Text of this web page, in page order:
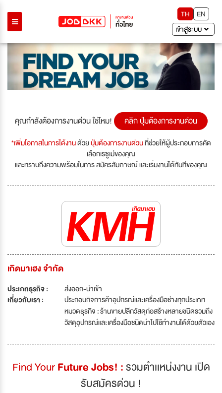
TH
EN
เข้าสู่ระบบ
คุณกำลังต้องการงานด่วน ใช่ไหม! คลิก ปุ่มต้องการงานด่วน
*เพิ่มโอกาสในการได้งานด้วยปุ่มต้องการงานด่วนที่ช่วยให้ผู้ประกอบการคัด
เลือกเรซูเม่ของคุณ
และทราบถึงความพร้อมในการ สมัครสัมภาษณ์ และเริ่มงานได้ทันทีของคุณ
เกิดมาเฮง จำกัด
ประเภทธุรกิจ :
ส่งออก-นำเข้า
เกี่ยวกับเรา :
ประกอบกิจการค้าอุปกรณ์และเครื่องมือช่างทุกประเภท
หมวดธุรกิจ : ร้านขายปลีกวัสดุก่อสร้างหลายชนิดรวมถึง
วัสดุอุปกรณ์และเครื่องมือชนิดนำไปใช้ทำงานได้ด้วยตัวเอง
Find YourFuture Jobs! :รวมตำเเหน่งงาน เปิด
รับสมัครด่วน !